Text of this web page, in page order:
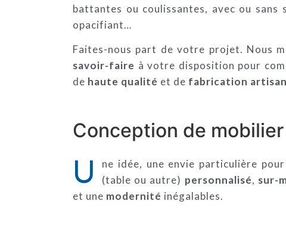
battantes ou coulissantes, avec ou sans
opacifiant…
Faites-nous part de votre projet. Nous
savoir-faire à votre disposition pour
de haute qualité et de fabrication
Conception de
U ne idée, une envie particulière
(table ou autre) personnalisé, sur-
et une modernité inégalables.